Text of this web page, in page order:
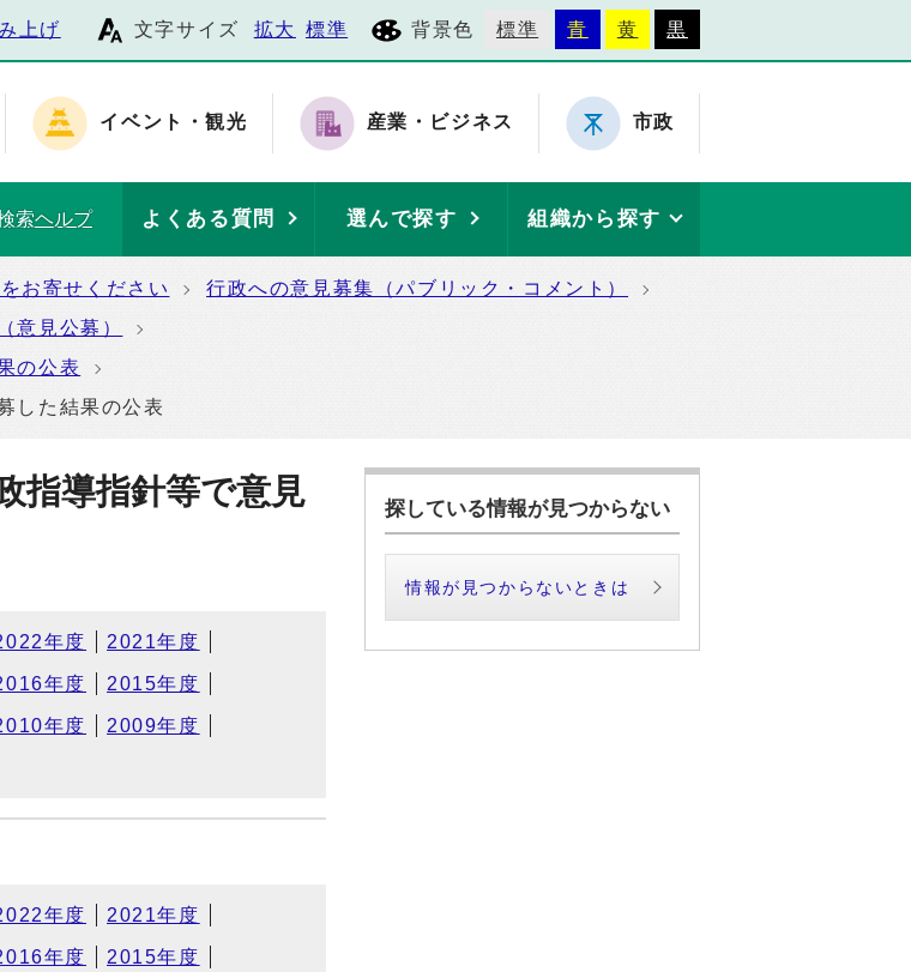
上げ 文字サイズ 拡大 標準 背景色 標準 青 黄 黒
イベント・観光 産業・ビジネス 市政
索ヘルプ よくある質問 選んで探す 組織から探す
お寄せください
行政への意見募集（パブリック・コメント）
意見公募）
の公表
した結果の公表
指導指針等で意見
年度 2021年度
年度 2015年度
年度 2009年度
年度 2021年度
年度 2015年度
探している情報が見つからない
情報が見つからないときは